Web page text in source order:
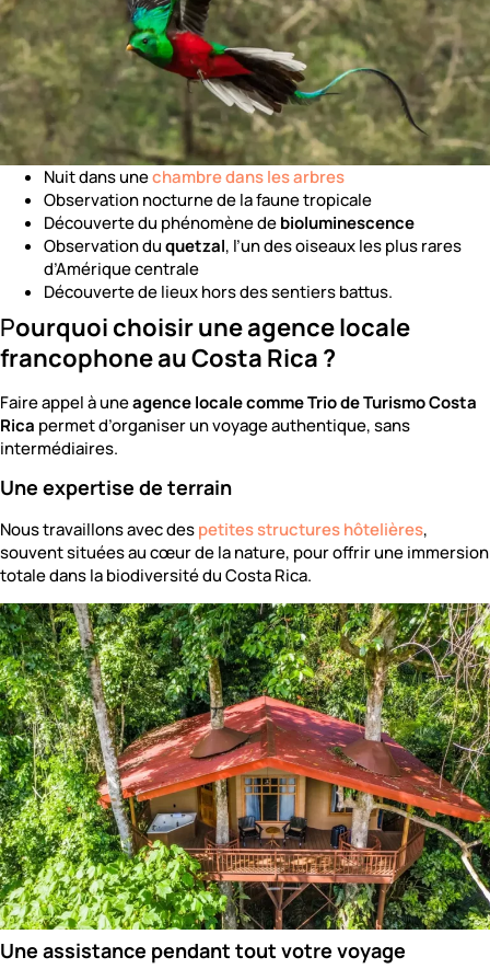
Nuit dans unechambre dans les arbres
Observation nocturne de la faune tropicale
Découverte du phénomène debioluminescence
Observation duquetzal, l’un des oiseaux les plus rares
d’Amérique centrale
Découverte de lieux hors des sentiers battus.
Pourquoi choisir une agence locale
francophone au Costa Rica ?
Faire appel à uneagence locale comme Trio de Turismo Costa
Rica permet d’organiser un voyage authentique, sans
intermédiaires.
Une expertise de terrain
Nous travaillons avec despetites structures hôtelières,
souvent situées au cœur de la nature, pour offrir une immersion
totale dans la biodiversité du Costa Rica.
Une assistance pendant tout votre voyage